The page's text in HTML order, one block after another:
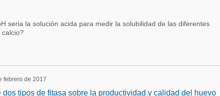
seria la solución acida para medir la solubilidad de las diferentes
febrero de 2017
dos tipos de fitasa sobre la productividad y calidad del huevo